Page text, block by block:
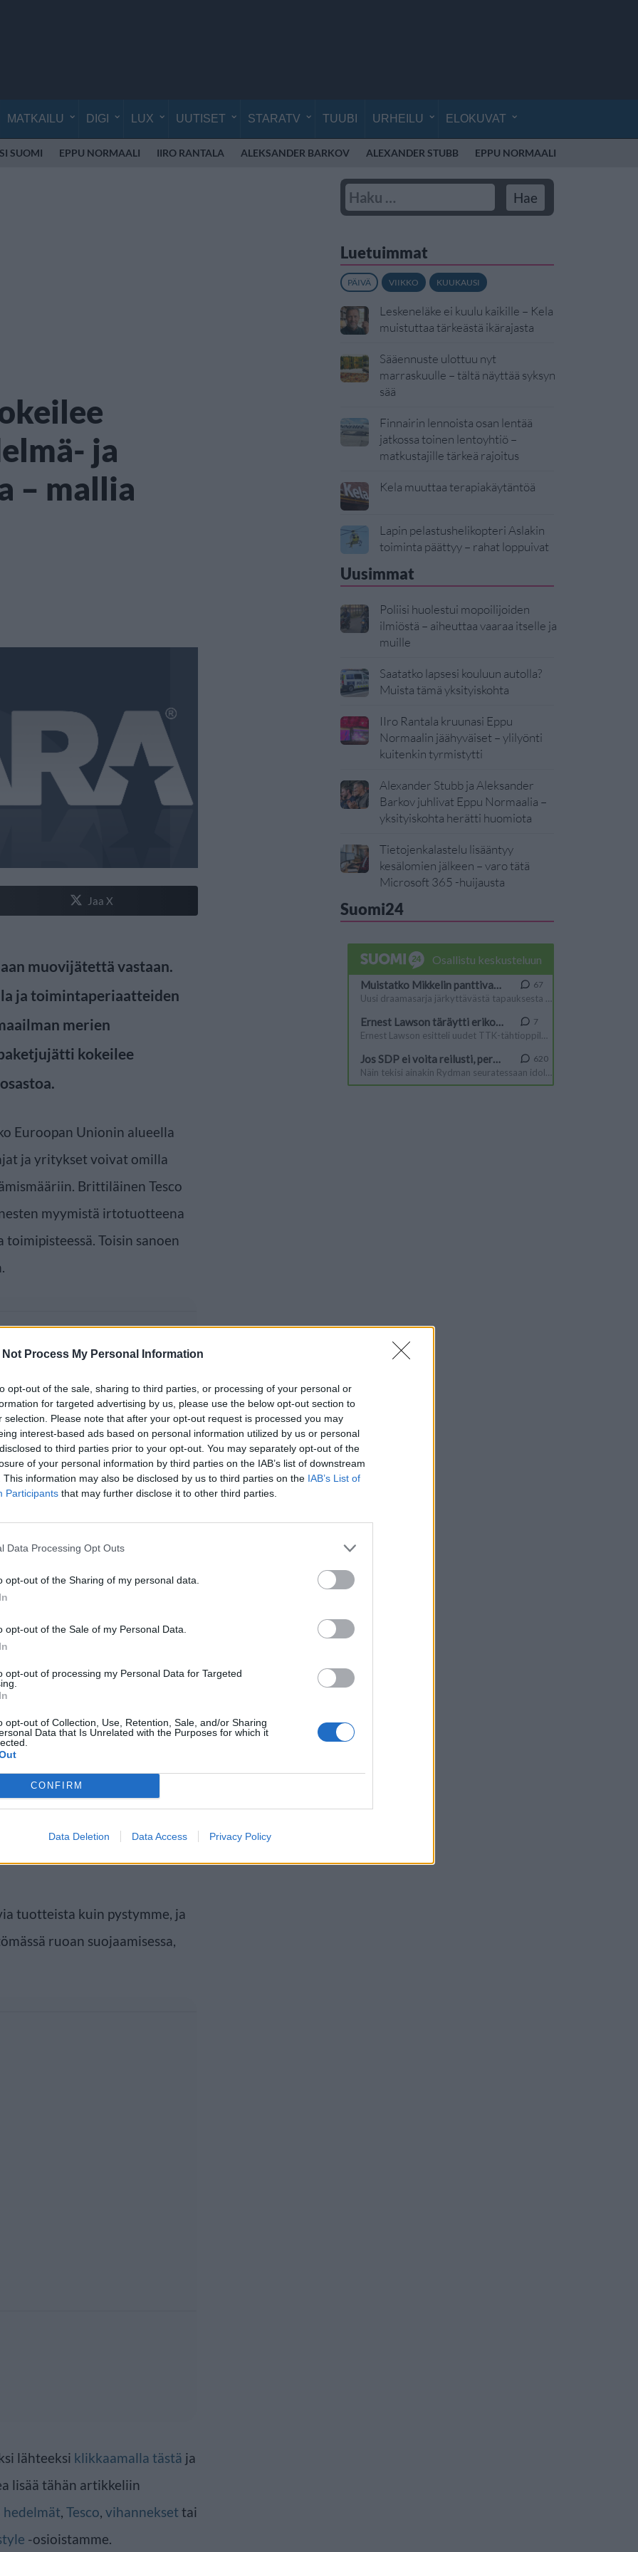
Not Process My Personal Information
opt-out of the sale, sharing to third parties, or processing of your personal or
for targeted advertising by us, please use the below opt-out section to
selection. Please note that after your opt-out request is processed you may
interest-based ads based on personal information utilized by us or personal
to third parties prior to your opt-out. You may separately opt-out of the
of your personal information by third parties on the IAB’s list of downstream
This information may also be disclosed by us to third parties on the IAB’s List of
Participants that may further disclose it to other third parties.
Data Processing Opt Outs
opt-out of the Sharing of my personal data.
opt-out of the Sale of my Personal Data.
opt-out of processing my Personal Data for Targeted
opt-out of Collection, Use, Retention, Sale, and/or Sharing
Data that Is Unrelated with the Purposes for which it
CONFIRM
Data Deletion Data Access Privacy Policy
MATKAILU DIGI LUX UUTISET STARATV TUUBI URHEILU ELOKUVAT
SUOMI EPPU NORMAALI IIRO RANTALA ALEKSANDER BARKOV ALEXANDER STUBB EPPU NORMAALI
ja
– mallia
Jaa X
muovijätettä vastaan.
ja toimintaperiaatteiden
merien
kokeilee
Euroopan Unionin alueella
ja yritykset voivat omilla
Brittiläinen Tesco
myymistä irtotuotteena
Toisin sanoen
hedelmä- ja
tuotteen irtomyyntiä. Mikäli
Muovittomuus voi
kurkkujen, jotka pysyvät
tuotteista kuin pystymme, ja
ruoan suojaamisessa,
lähteeksi klikkaamalla tästä ja
lisää tähän artikkeliin
hedelmät, Tesco, vihanneksettai
-osioistamme.
Luetuimmat
PÄIVÄ VIIKKO KUUKAUSI
Leskeneläke ei kuulu kaikille – Kela
muistuttaa tärkeästä ikärajasta
Sääennuste ulottuu nyt
marraskuulle – tältä näyttää syksyn
sää
Finnairin lennoista osan lentää
jatkossa toinen lentoyhtiö –
matkustajille tärkeä rajoitus
Kela muuttaa terapiakäytäntöä
Lapin pelastushelikopteri Aslakin
toiminta päättyy – rahat loppuivat
Uusimmat
Poliisi huolestui mopoilijoiden
ilmiöstä – aiheuttaa vaaraa itselle ja
muille
Saatatko lapsesi kouluun autolla?
Muista tämä yksityiskohta
IIro Rantala kruunasi Eppu
Normaalin jäähyväiset – ylilyönti
kuitenkin tyrmistytti
Alexander Stubb ja Aleksander
Barkov juhlivat Eppu Normaalia –
yksityiskohta herätti huomiota
Tietojenkalastelu lisääntyy
kesälomien jälkeen – varo tätä
Microsoft 365 -huijausta
Suomi24